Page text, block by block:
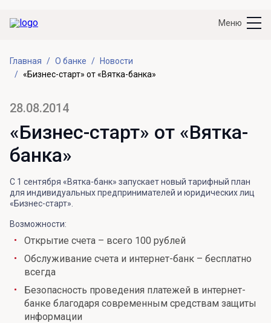
Меню
Главная О банке
Новости
«Бизнес-старт» от «Вятка-банка»
28.08.2014
«Бизнес-старт» от «Вятка-
банка»
С 1 сентября «Вятка-банк» запускает новый тарифный план
для индивидуальных предпринимателей и юридических лиц
«Бизнес-старт».
Возможности:
Открытие счета – всего 100 рублей
Обслуживание счета и интернет-банк – бесплатно
всегда
Безопасность проведения платежей в интернет-
банке благодаря современным средствам защиты
информации